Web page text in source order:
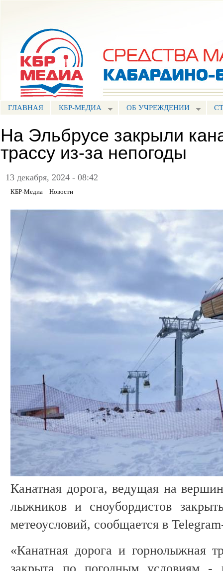
ГЛАВНАЯ КБР-МЕДИА ОБ УЧРЕЖДЕНИИ
На Эльбрусе закрыли
трассу из-за непогоды
13 декабря, 2024 - 08:42
КБР-Медиа Новости
Канатная дорога, ведущая на
лыжников и сноубордистов
метеоусловий, сообщается в
«Канатная дорога и горнолыжная